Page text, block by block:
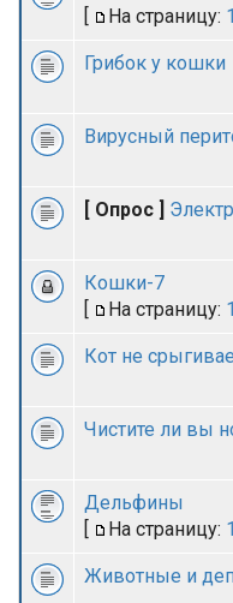
[
На страницу: 1
Грибок у кошки
Вирусный
[ Опрос ]
Кошки-7
[
На страницу: 1
Кот не
Чистите ли вы
Дельфины
[
На страницу: 1
Животные и